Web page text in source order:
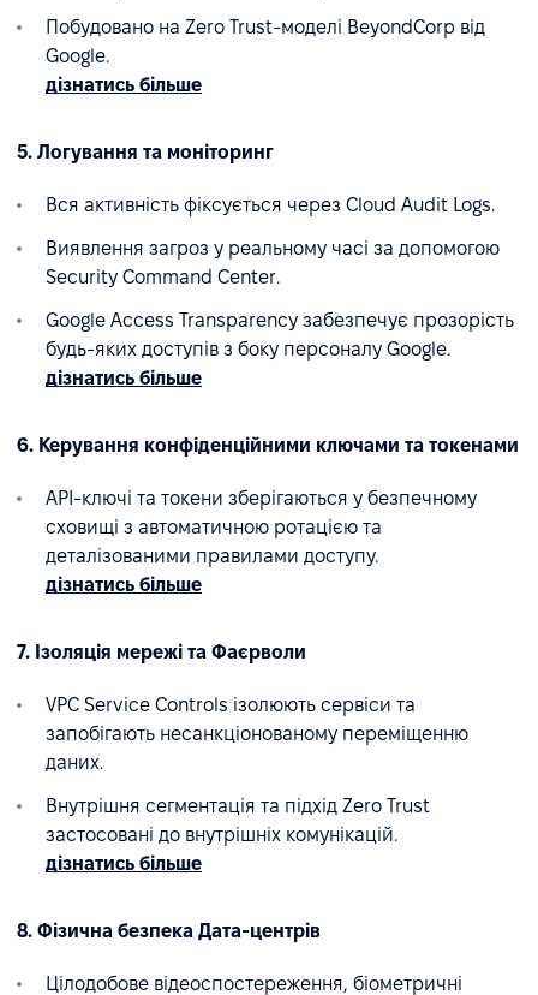
Побудовано на Zero Trust-моделі BeyondCorp від
Google.
дізнатись більше
5. Логування та моніторинг
Вся активність фіксується через Cloud Audit Logs.
Виявлення загроз у реальному часі за допомогою
Security Command Center.
Google Access Transparency забезпечує прозорість
будь-яких доступів з боку персоналу Google.
дізнатись більше
6. Керування конфіденційними ключами та токенами
API-ключі та токени зберігаються у безпечному
сховищі з автоматичною ротацією та
деталізованими правилами доступу.
дізнатись більше
7. Ізоляція мережі та Фаєрволи
VPC Service Controls ізолюють сервіси та
запобігають несанкціонованому переміщенню
даних.
Внутрішня сегментація та підхід Zero Trust
застосовані до внутрішніх комунікацій.
дізнатись більше
8. Фізична безпека Дата-центрів
Цілодобове відеоспостереження, біометричні